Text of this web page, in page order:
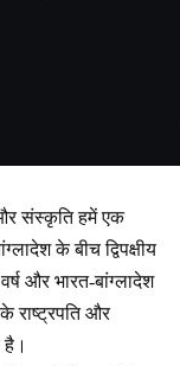
और संस्कृति हमें एक
के बीच द्विपक्षीय
और भारत-बांग्लादेश
राष्ट्रपति और
है।